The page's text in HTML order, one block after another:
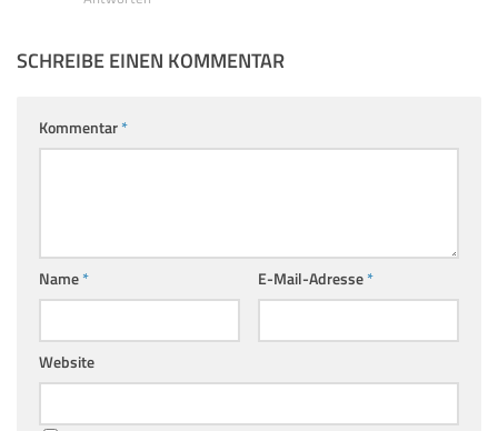
SCHREIBE EINEN KOMMENTAR
Kommentar*
Name* E-Mail-Adresse*
Website